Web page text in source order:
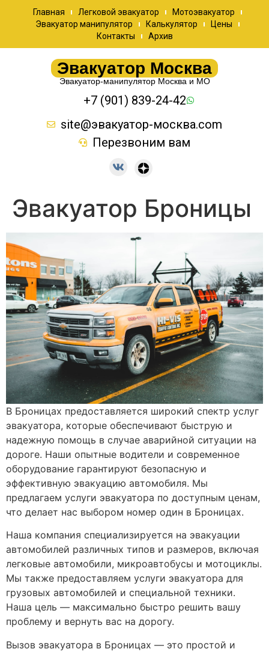
Главная Легковой эвакуатор
Мотоэвакуатор
Эвакуатор манипулятор
Калькулятор
Цены
Контакты
Архив
Эвакуатор Москва
Эвакуатор-манипулятор Москва и МО
+7 (901) 839-24-42
site@эвакуатор-москва.com
Перезвоним вам
Эвакуатор Броницы
В Броницах предоставляется широкий спектр услуг
эвакуатора, которые обеспечивают быструю и
надежную помощь в случае аварийной ситуации на
дороге. Наши опытные водители и современное
оборудование гарантируют безопасную и
эффективную эвакуацию автомобиля. Мы
предлагаем услуги эвакуатора по доступным ценам,
что делает нас выбором номер один в Броницах.
Наша компания специализируется на эвакуации
автомобилей различных типов и размеров, включая
легковые автомобили, микроавтобусы и мотоциклы.
Мы также предоставляем услуги эвакуатора для
грузовых автомобилей и специальной техники.
Наша цель — максимально быстро решить вашу
проблему и вернуть вас на дорогу.
Вызов эвакуатора в Броницах — это простой и